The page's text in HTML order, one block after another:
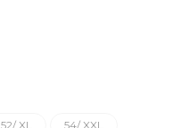
52/ XL 54/ XXL